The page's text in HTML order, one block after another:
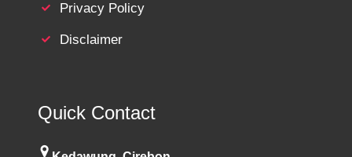
Privacy Policy
Disclaimer
Quick Contact